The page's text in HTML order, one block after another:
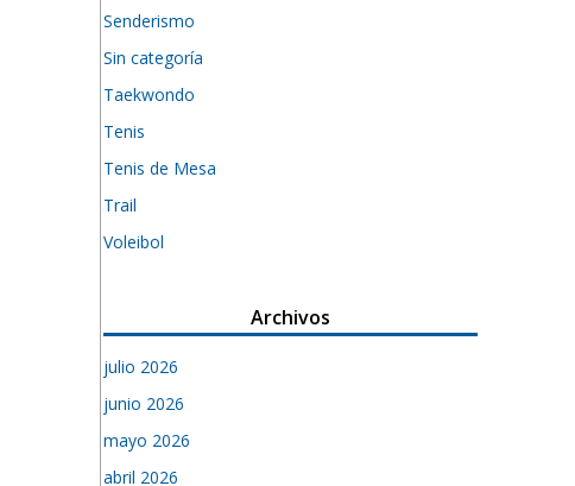
Senderismo
Sin categoría
Taekwondo
Tenis
Tenis de Mesa
Trail
Voleibol
Archivos
julio 2026
junio 2026
mayo 2026
abril 2026